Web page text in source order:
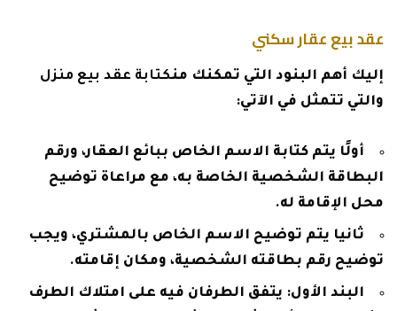
عقد بيع عقار سكني
إليك أهم البنود التي تمكنك منكتابة عقد بيع منزل
والتي تتمثل في الآتي:
أولًا يتم كتابة الاسم الخاص ببائع العقار، ورقم
البطاقة الشخصية الخاصة به، مع مراعاة توضيح
محل الإقامة له.
ثانيا يتم توضيح الاسم الخاص بالمشتري، ويجب
توضيح رقم بطاقته الشخصية، ومكان إقامته.
البند الأول: يتفق الطرفان فيه على امتلاك الطرف